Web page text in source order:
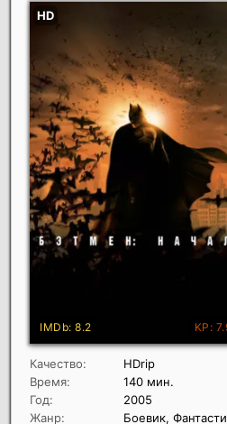
Качество:
HDrip
Время:
140 мин.
Год:
2005
Жанр:
Боевик,